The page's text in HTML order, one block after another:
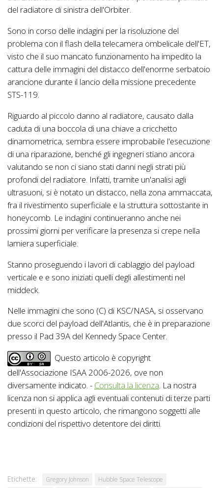
del radiatore di sinistra dell'Orbiter.
Sono in corso delle indagini per la risoluzione del
problema con il flash della telecamera ombelicale dell'ET,
visto che il suo mancato funzionamento ha impedito la
cattura delle immagini del distacco dell'enorme serbatoio
arancione durante il lancio della missione precedente
STS-119.
Riguardo al piccolo danno al radiatore, causato dalla
caduta di una boccola di una chiave a cricchetto
dinamometrica, sembra essere improbabile l'esecuzione
di una riparazione, benché gli ingegneri stiano ancora
valutando se non ci siano stati danni negli strati più
profondi del radiatore. Infatti, tramite un'analisi agli
ultrasuoni, si è notato un distacco, nella zona ammaccata,
fra il rivestimento superficiale e la struttura sottostante in
honeycomb. Le indagini continueranno anche nei
prossimi giorni per verificare la presenza si crepe nella
lamiera superficiale.
Stanno proseguendo i lavori di cablaggio del payload
verticale e e sono iniziati quelli degli allestimenti nel
middeck.
Nelle immagini che sono (C) di KSC/NASA, si osservano
due scorci del payload dell'Atlantis, che è in preparazione
presso il Pad 39A del Kennedy Space Center.
Questo articolo è copyright
dell'Associazione ISAA 2006-2026, ove non
diversamente indicato. - Consulta la licenza. La nostra
licenza non si applica agli eventuali contenuti di terze parti
presenti in questo articolo, che rimangono soggetti alle
condizioni del rispettivo detentore dei diritti.
Etichette: Gregory Johnson
Hubble Space Telescope